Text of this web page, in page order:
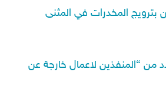
المخدرات في المثنى
“المنفذين لاعمال خارجة عن